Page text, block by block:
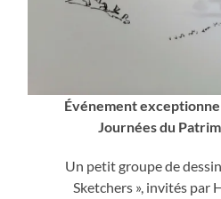
Événement
Journées du
Un petit groupe de
Sketchers », invités par